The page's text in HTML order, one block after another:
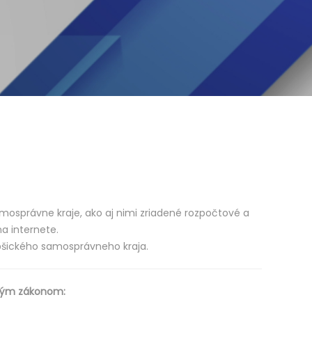
kraje, ako aj nimi zriadené rozpočtové a
internete.
samosprávneho kraja.
zákonom: